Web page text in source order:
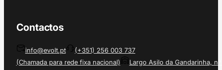
Contactos
info@evolt.pt
(+351) 256 003 737
(Chamada para rede fixa nacional)
Largo Asilo da Gandarinha, nº